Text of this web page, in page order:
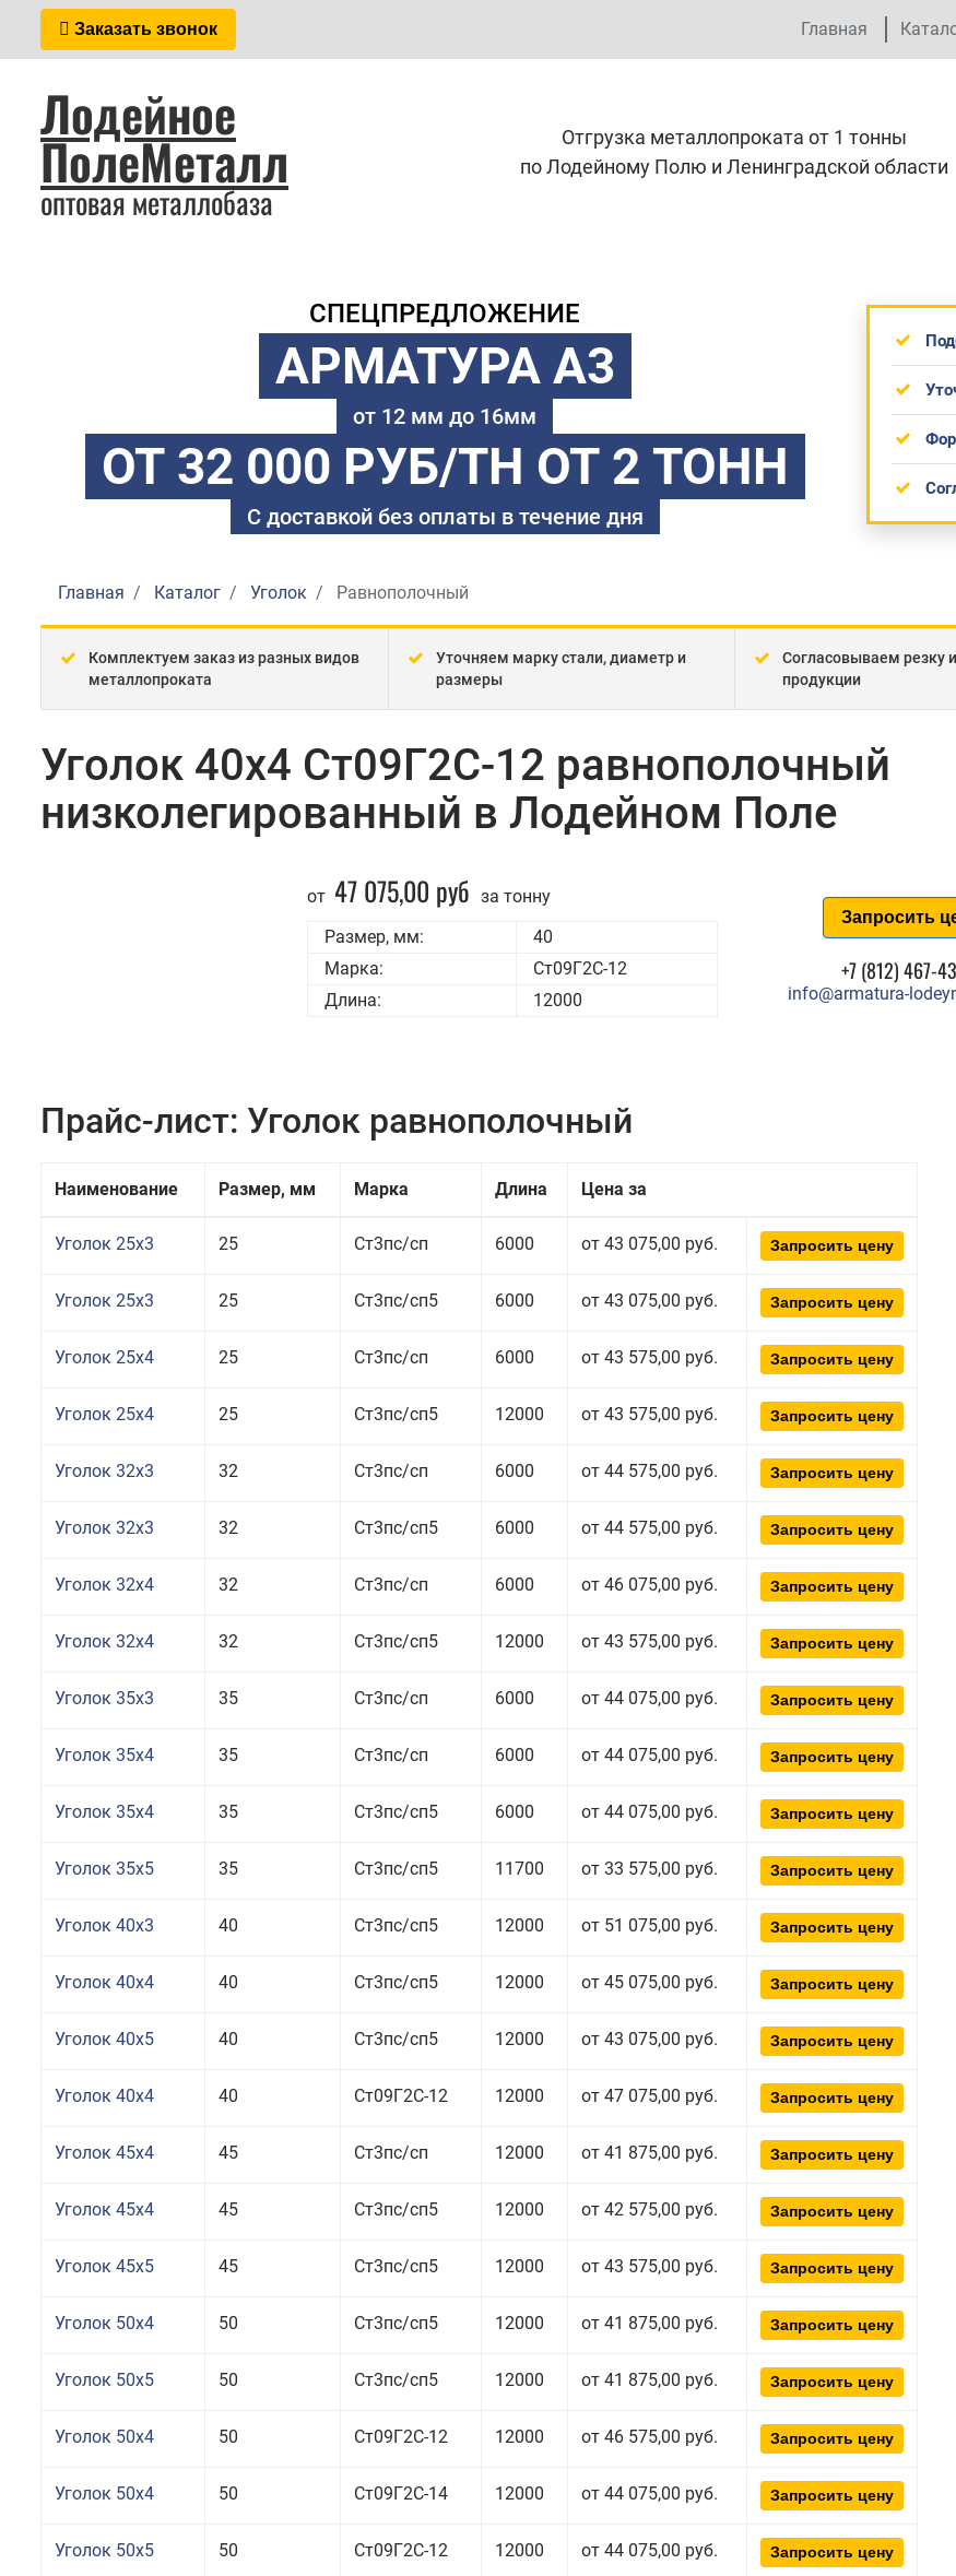
Заказать звонок Главная
Лодейное
ПолеМеталл
оптовая металлобаза
Отгрузка металлопроката от 1 тонны
по Лодейному Полю и Ленинградской области
СПЕЦПРЕДЛОЖЕНИЕ
АРМАТУРА А3
от 12 мм до 16мм
ОТ 32 000 РУБ/ТН ОТ 2 ТОНН
С доставкой без оплаты в течение дня
Главная Каталог Уголок Равнополочный
Комплектуем заказ из разных видов
металлопроката
Уточняем марку стали, диаметр и
размеры
Согласовываем резку
продукции
Уголок 40x4 Ст09Г2С-12 равнополочный
низколегированный в Лодейном Поле
от 47 075,00 руб за тонну
Размер, мм:
40
Марка:
Ст09Г2С-12
Длина:
12000
Запросить
+7 (812) 467-
info@armatura-
Прайс-лист: Уголок равнополочный
Наименование Размер, мм Марка Длина Цена за
Уголок 25x3 25 Ст3пс/сп 6000 от 43 075,00 руб. Запросить цену
Уголок 25x3 25 Ст3пс/сп5 6000 от 43 075,00 руб. Запросить цену
Уголок 25x4 25 Ст3пс/сп 6000 от 43 575,00 руб. Запросить цену
Уголок 25x4 25 Ст3пс/сп5 12000 от 43 575,00 руб. Запросить цену
Уголок 32x3 32 Ст3пс/сп 6000 от 44 575,00 руб. Запросить цену
Уголок 32x3 32 Ст3пс/сп5 6000 от 44 575,00 руб. Запросить цену
Уголок 32x4 32 Ст3пс/сп 6000 от 46 075,00 руб. Запросить цену
Уголок 32x4 32 Ст3пс/сп5 12000 от 43 575,00 руб. Запросить цену
Уголок 35x3 35 Ст3пс/сп 6000 от 44 075,00 руб. Запросить цену
Уголок 35x4 35 Ст3пс/сп 6000 от 44 075,00 руб. Запросить цену
Уголок 35x4 35 Ст3пс/сп5 6000 от 44 075,00 руб. Запросить цену
Уголок 35x5 35 Ст3пс/сп5 11700 от 33 575,00 руб. Запросить цену
Уголок 40x3 40 Ст3пс/сп5 12000 от 51 075,00 руб. Запросить цену
Уголок 40x4 40 Ст3пс/сп5 12000 от 45 075,00 руб. Запросить цену
Уголок 40x5 40 Ст3пс/сп5 12000 от 43 075,00 руб. Запросить цену
Уголок 40x4 40 Ст09Г2С-12 12000 от 47 075,00 руб. Запросить цену
Уголок 45x4 45 Ст3пс/сп 12000 от 41 875,00 руб. Запросить цену
Уголок 45x4 45 Ст3пс/сп5 12000 от 42 575,00 руб. Запросить цену
Уголок 45x5 45 Ст3пс/сп5 12000 от 43 575,00 руб. Запросить цену
Уголок 50x4 50 Ст3пс/сп5 12000 от 41 875,00 руб. Запросить цену
Уголок 50x5 50 Ст3пс/сп5 12000 от 41 875,00 руб. Запросить цену
Уголок 50x4 50 Ст09Г2С-12 12000 от 46 575,00 руб. Запросить цену
Уголок 50x4 50 Ст09Г2С-14 12000 от 44 075,00 руб. Запросить цену
Уголок 50x5 50 Ст09Г2С-12 12000 от 44 075,00 руб. Запросить цену